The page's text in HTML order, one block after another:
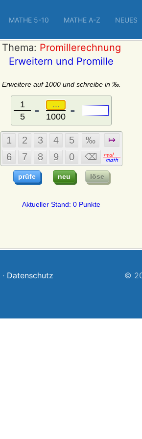
MATHE 5-10 MATHE A-Z NEUES
Thema: Promillerechnung
Erweitern und Promille
Erweitere auf 1000 und schreibe in ‰.
= =
Aktueller Stand: 0 Punkte
· Datenschutz ©